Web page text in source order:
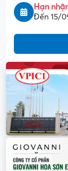
Hạn
Đến 15/